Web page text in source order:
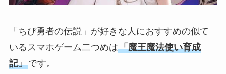
「ちび勇者の伝説」が好きな人におすすめの似て
いるスマホゲーム二つめは「魔王魔法使い育成
記」です。